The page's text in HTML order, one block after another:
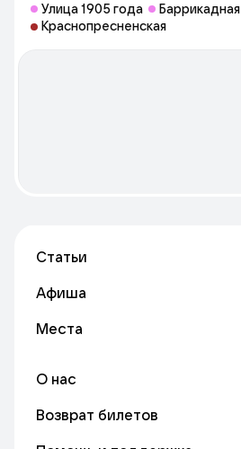
Улица 1905 года
Баррикадная
Краснопресненская
Статьи
Афиша
Места
О нас
Возврат билетов